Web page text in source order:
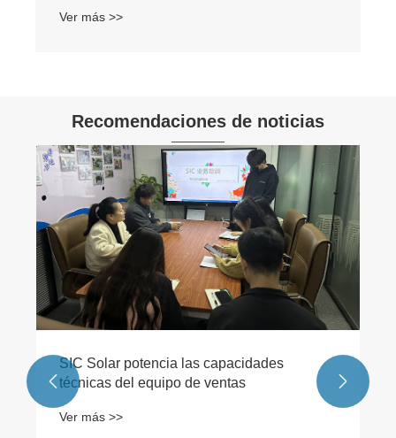
Ver más >>
Recomendaciones de noticias
SIC Solar potencia las capacidades
técnicas del equipo de ventas
Ver más >>
 